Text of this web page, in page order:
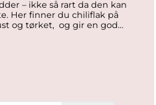
– ikke så rart da den kan
på
og tørket, og gir en god
15.000 – 30.000 SHU.
kan skrus av og vips har
det